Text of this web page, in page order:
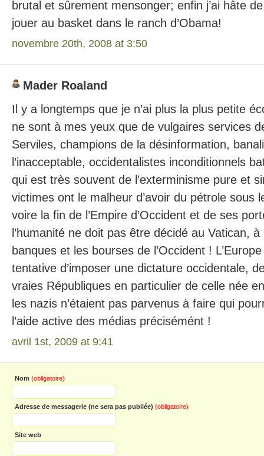
brutal et sûrement mensonger; enfin j’ai hâte
jouer au basket dans le ranch d’Obama!
novembre 20th, 2008 at 3:50
Mader Roaland
Il y a longtemps que je n’ai plus la plus petite
ne sont à mes yeux que de vulgaires services
Serviles, champions de la désinformation,
l’inacceptable, occidentalistes inconditionnels
qui est très souvent de l’exterminisme pure et
victimes ont le malheur d’avoir du pétrole sous
voire la fin de l’Empire d’Occident et de ses
l’humanité ne doit pas être décidé au Vatican,
banques et les bourses de l’Occident ! L’Europe
tentative d’imposer une dictature occidentale,
vraies Républiques en particulier de celle née
les nazis n’étaient pas parvenus à faire qui
l’aide active des médias précisémént !
avril 1st, 2009 at 9:41
Nom (obligatoire)
Adresse de messagerie (ne sera pas publiée) (obligatoire)
Site web